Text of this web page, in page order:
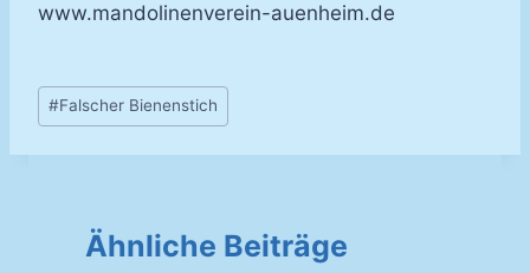
www.mandolinenverein-auenheim.de
Schlagworte:
#Falscher Bienenstich
Ähnliche Beiträge